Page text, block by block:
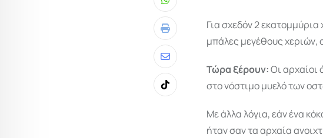
Whatsapp
Print
Share
via
Email
Tiktok
Για σχεδόν 2
μπάλες μεγέθους χεριών,
Τώρα ξέρουν:Οι αρχαίοι
στο νόστιμο μυελό των
Με άλλα λόγια, εάν ένα
ήταν σαν τα αρχαία